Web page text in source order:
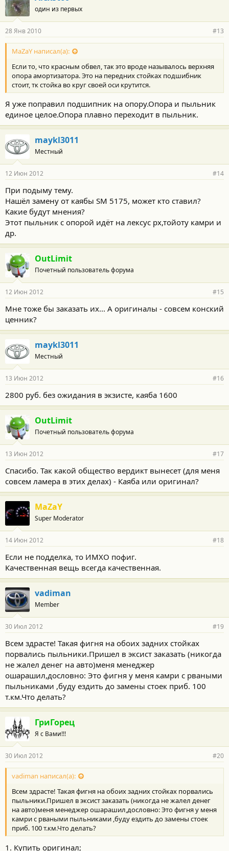
один из первых
28 Янв 2010 #13
MaZaY написал(а):
Если то, что красным обвел, так это вроде называлось верхняя
опора амортизатора. Это на передних стойках подшибник
стоит, тк стойка во круг своей оси крутится.
Я уже поправил подшипник на опору.Опора и пыльник
единое целое.Опора плавно переходит в пыльник.
maykl3011
Местный
12 Июн 2012 #14
При подыму тему.
Нашёл замену от каябы SM 5175, может кто ставил?
Какие будут мнения?
Этот пыльник с опорой идёт на лексус рх,тойоту камри и
др.
OutLimit
Почетный пользователь форума
12 Июн 2012 #15
Мне тоже бы заказать их... А оригиналы - совсем конский
ценник?
maykl3011
Местный
13 Июн 2012 #16
2800 руб. без ожидания в экзисте, каяба 1600
OutLimit
Почетный пользователь форума
13 Июн 2012 #17
Спасибо. Так какой общество вердикт вынесет (для меня
совсем ламера в этих делах) - Каяба или оригинал?
MaZaY
Super Moderator
14 Июн 2012 #18
Если не подделка, то ИМХО пофиг.
Качественная вещь всегда качественная.
vadiman
Member
30 Июл 2012 #19
Всем здрасте! Такая фигня на обоих задних стойках
порвались пыльники.Пришел в эксист заказать (никогда
не жалел денег на авто)меня менеджер
ошарашил,дословно: Это фигня у меня камри с рваными
пыльниками ,буду ездить до замены стоек приб. 100
т.км.Что делать?
ГриГорец
Я с Вами!!!
30 Июл 2012 #20
vadiman написал(а):
Всем здрасте! Такая фигня на обоих задних стойках порвались
пыльники.Пришел в эксист заказать (никогда не жалел денег
на авто)меня менеджер ошарашил,дословно: Это фигня у меня
камри с рваными пыльниками ,буду ездить до замены стоек
приб. 100 т.км.Что делать?
1. Купить оригинал;